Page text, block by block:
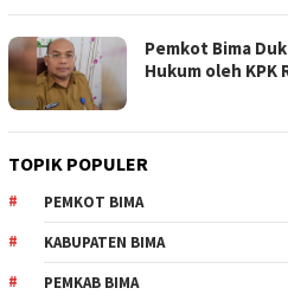
Pemkot Bima
Hukum oleh KPK
TOPIK POPULER
PEMKOT BIMA
KABUPATEN BIMA
PEMKAB BIMA